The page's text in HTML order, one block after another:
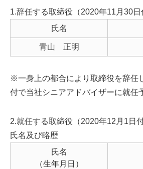
1.辞任する取締役（2020年11月30日
氏名
青山 正明
※一身上の都合により取締役を辞任
付で当社シニアアドバイザーに就任
2.就任する取締役（2020年12月1日付
氏名及び略歴
氏名
（生年月日）